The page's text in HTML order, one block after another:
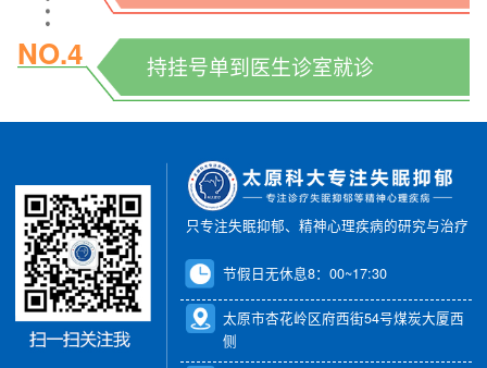
NO.4 持挂号单到医生诊室就诊
只专注失眠抑郁、精神心理疾病的研究与治疗
节假日无休息8：00~17:30
太原市杏花岭区府西街54号煤炭大厦西
侧